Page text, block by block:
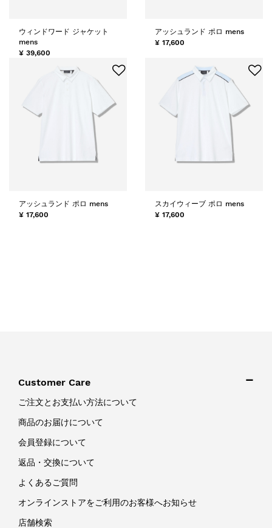
ウィンドワード ジャケット
mens
¥ 39,600
アッシュランド ポロ mens
¥ 17,600
アッシュランド ポロ mens
¥ 17,600
スカイウィーブ ポロ mens
¥ 17,600
Customer Care
ご注文とお支払い方法について
商品のお届けについて
会員登録について
返品・交換について
よくあるご質問
オンラインストアをご利用のお客様へお知らせ
店舗検索